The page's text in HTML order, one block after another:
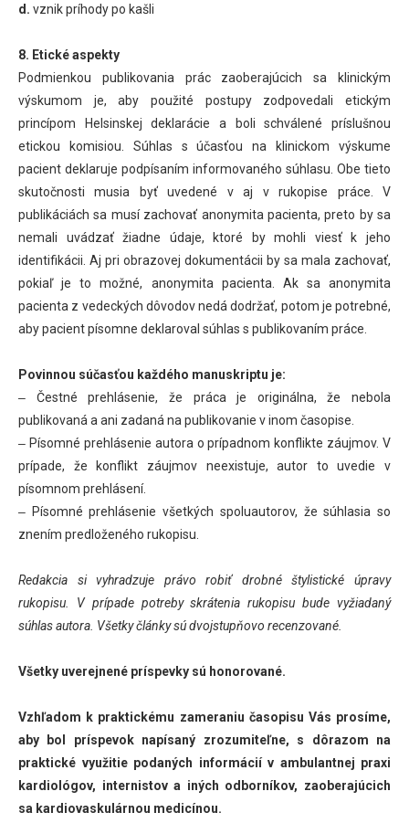
d. vznik príhody po kašli
8. Etické aspekty
Podmienkou publikovania prác zaoberajúcich sa klinickým
výskumom je, aby použité postupy zodpovedali etickým
princípom Helsinskej deklarácie a boli schválené príslušnou
etickou komisiou. Súhlas s účasťou na klinickom výskume
pacient deklaruje podpísaním informovaného súhlasu. Obe tieto
skutočnosti musia byť uvedené v aj v rukopise práce. V
publikáciách sa musí zachovať anonymita pacienta, preto by sa
nemali uvádzať žiadne údaje, ktoré by mohli viesť k jeho
identifikácii. Aj pri obrazovej dokumentácii by sa mala zachovať,
pokiaľ je to možné, anonymita pacienta. Ak sa anonymita
pacienta z vedeckých dôvodov nedá dodržať, potom je potrebné,
aby pacient písomne deklaroval súhlas s publikovaním práce.
Povinnou súčasťou každého manuskriptu je:
‒ Čestné prehlásenie, že práca je originálna, že nebola
publikovaná a ani zadaná na publikovanie v inom časopise.
‒ Písomné prehlásenie autora o prípadnom konflikte záujmov. V
prípade, že konflikt záujmov neexistuje, autor to uvedie v
písomnom prehlásení.
‒ Písomné prehlásenie všetkých spoluautorov, že súhlasia so
znením predloženého rukopisu.
Redakcia si vyhradzuje právo robiť drobné štylistické úpravy
rukopisu. V prípade potreby skrátenia rukopisu bude vyžiadaný
súhlas autora. Všetky články sú dvojstupňovo recenzované.
Všetky uverejnené príspevky sú honorované.
Vzhľadom k praktickému zameraniu časopisu Vás prosíme,
aby bol príspevok napísaný zrozumiteľne, s dôrazom na
praktické využitie podaných informácií v ambulantnej praxi
kardiológov, internistov a iných odborníkov, zaoberajúcich
sa kardiovaskulárnou medicínou.